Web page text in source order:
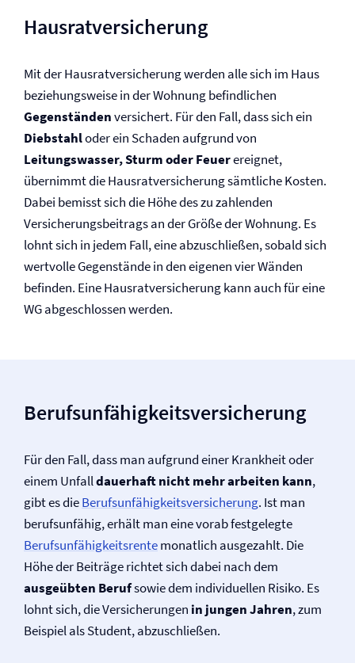
Hausrat­versicherung
Mit der Hausrat­versicherung werden alle sich im Haus
beziehungsweise in der Wohnung befindlichen
Gegenständenversichert. Für den Fall, dass sich ein
Diebstahloder ein Schaden aufgrund von
Leitungswasser, Sturm oder Feuerereignet,
übernimmt die Hausrat­versicherung sämtliche Kosten.
Dabei bemisst sich die Höhe des zu zahlenden
Versicherungsbeitrags an der Größe der Wohnung. Es
lohnt sich in jedem Fall, eine abzuschließen, sobald sich
wertvolle Gegenstände in den eigenen vier Wänden
befinden. Eine Hausrat­versicherung kann auch für eine
WG abgeschlossen werden.
Berufs­unfähigkeits­versicherung
Für den Fall, dass man aufgrund einer Krankheit oder
einem Unfalldauerhaft nicht mehr arbeiten kann,
gibt es dieBerufs­unfähigkeits­versicherung. Ist man
berufsunfähig, erhält man eine vorab festgelegte
Berufs­unfähigkeitsrentemonatlich ausgezahlt. Die
Höhe der Beiträge richtet sich dabei nach dem
ausgeübten Berufsowie dem individuellen Risiko. Es
lohnt sich, die Versicherungen in jungen Jahren, zum
Beispiel als Student, abzuschließen.